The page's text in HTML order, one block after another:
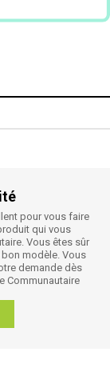
pour vous faire
qui vous
Vous êtes sûr
modèle. Vous
demande dès
Communautaire